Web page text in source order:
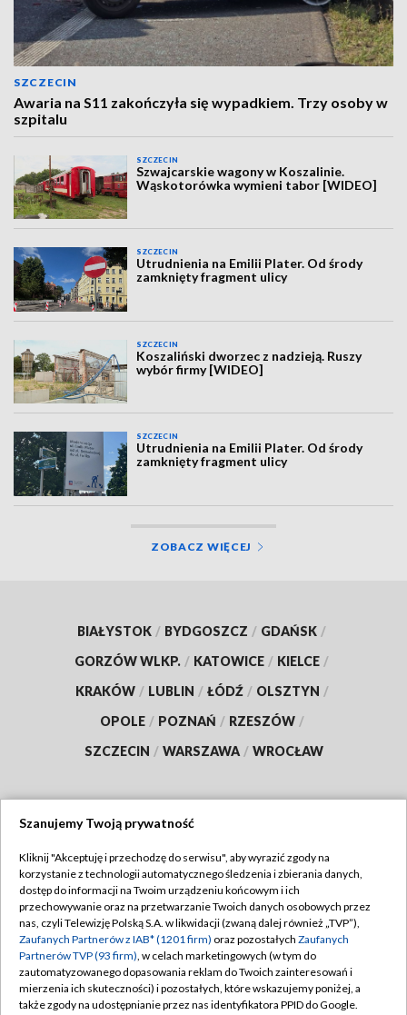
SZCZECIN
Awaria na S11 zakończyła się wypadkiem. Trzy osoby w
szpitalu
SZCZECIN
Szwajcarskie wagony w Koszalinie.
Wąskotorówka wymieni tabor [WIDEO]
SZCZECIN
Utrudnienia na Emilii Plater. Od środy
zamknięty fragment ulicy
SZCZECIN
Koszaliński dworzec z nadzieją. Ruszy
wybór firmy [WIDEO]
SZCZECIN
Utrudnienia na Emilii Plater. Od środy
zamknięty fragment ulicy
ZOBACZ WIĘCEJ
BIAŁYSTOK / BYDGOSZCZ / GDAŃSK /
GORZÓW WLKP. / KATOWICE / KIELCE /
KRAKÓW / LUBLIN / ŁÓDŹ / OLSZTYN /
OPOLE / POZNAŃ / RZESZÓW /
SZCZECIN / WARSZAWA / WROCŁAW
TVP
Abonament TVP
Emisja w TVP
Centrum informacji TVP
Naziemna Telewizja Cyfrowa
Regulamin TVP
Polityka prywatności
Moje zgody
Pomoc
Szanujemy Twoją prywatność
Kliknij "Akceptuję i przechodzę do serwisu", aby wyrazić zgody na
korzystanie z technologii automatycznego śledzenia i zbierania danych,
dostęp do informacji na Twoim urządzeniu końcowym i ich
przechowywanie oraz na przetwarzanie Twoich danych osobowych przez
nas, czyli Telewizję Polską S.A. w likwidacji (zwaną dalej również „TVP”),
Zaufanych Partnerów z IAB* (1201 firm) oraz pozostałych Zaufanych
Partnerów TVP (93 firm), w celach marketingowych (w tym do
zautomatyzowanego dopasowania reklam do Twoich zainteresowań i
mierzenia ich skuteczności) i pozostałych, które wskazujemy poniżej, a
także zgody na udostępnianie przez nas identyfikatora PPID do Google.